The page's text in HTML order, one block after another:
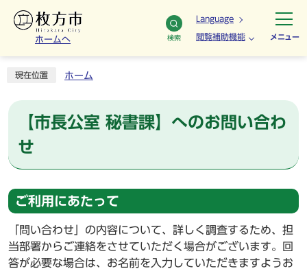
ホームへ 検索
Language
閲覧補助機能 メニュー
現在位置 ホーム
【市長公室 秘書課】へのお問い合わ
せ
ご利用にあたって
「問い合わせ」の内容について、詳しく調査するため、担
当部署からご連絡をさせていただく場合がございます。回
答が必要な場合は、お名前を入力していただきますようお